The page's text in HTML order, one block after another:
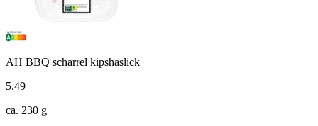
AH BBQ scharrel kipshaslick
5.49
ca. 230 g